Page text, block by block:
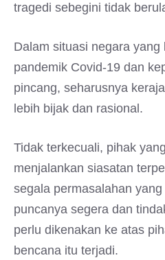
tragedi sebegini tidak
Dalam situasi negara
pandemik Covid-19 dan
pincang, seharusnya
lebih bijak dan rasional.
Tidak terkecuali, pihak
menjalankan siasatan
segala permasalahan
puncanya segera dan
perlu dikenakan ke atas
bencana itu terjadi.